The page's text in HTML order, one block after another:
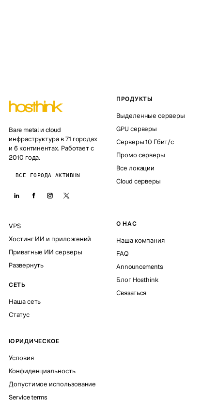
Bare metal и cloud
инфраструктура в 71 городах
и 6 континентах. Работает с
2010 года.
ВСЕ ГОРОДА АКТИВНЫ
ПРОДУКТЫ
Выделенные серверы
GPU серверы
Серверы 10 Гбит/с
Промо серверы
Все локации
Cloud серверы
VPS
Хостинг ИИ и приложений
Приватные ИИ серверы
Развернуть
СЕТЬ
Наша сеть
Статус
О НАС
Наша компания
FAQ
Announcements
Блог Hosthink
Связаться
ЮРИДИЧЕСКОЕ
Условия
Конфиденциальность
Допустимое использование
Service terms